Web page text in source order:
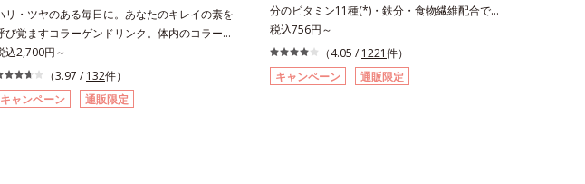
リ・ツヤのある毎日に。あなたのキレイの素を
び覚ますコラーゲンドリンク。体内のコラーゲ
に着目したコラーゲンドリンクです。秘密はレ
ンバームエキス。コラーゲンと相性のいい美容
材を配合することで、あなたに眠るキレイの因
を呼び覚まします。「コラーゲンを摂るだけで
込2,700円～
（3.97 / 132件）
キャンペーン
通販限定
分のビタミン11種(*)・鉄分・食物繊維配合でダ
イエットと美容をしっかりサポート。食事とおき
かえるだけで簡単にカロリーを抑えつつ、果実の
いいところをまるごと使って栄養バランスUP。
食物繊維やビタミン、鉄分などの不足しがちな栄
税込756円～
（4.05 / 1221件）
キャンペーン
通販限定